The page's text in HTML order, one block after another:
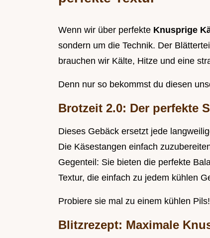
Wenn wir über perfekte Knusprige
sondern um die Technik. Der
brauchen wir Kälte, Hitze und eine
Denn nur so bekommst du diesen
Brotzeit 2.0: Der perfekte
Dieses Gebäck ersetzt jede
Die Käsestangen einfach
Gegenteil: Sie bieten die perfekte
Textur, die einfach zu jedem kühlen
Probiere sie mal zu einem kühlen Pils!
Blitzrezept: Maximale